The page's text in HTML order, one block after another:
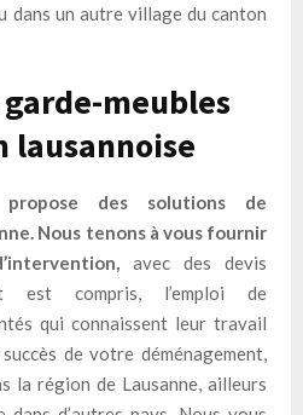
dans un autre village du canton
meubles
lausannoise
des solutions de
Nous tenons à vous fournir
avec des devis
est compris, l’emploi de
qui connaissent leur travail
de votre déménagement,
la région de Lausanne, ailleurs